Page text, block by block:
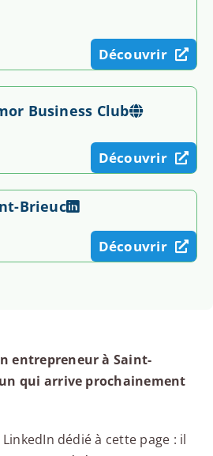
Découvrir
Business Club
Découvrir
Brieuc
Découvrir
entrepreneur à Saint-
qui arrive prochainement
dédié à cette page : il